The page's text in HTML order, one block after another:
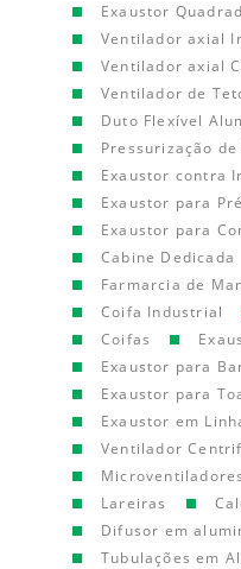
Exaustor
Ventilador axial
Ventilador axial
Ventilador de
Duto Flexível
Pressurização de
Exaustor contra
Exaustor para
Exaustor para
Cabine Dedicada
Farmarcia de
Coifa Industrial
Coifas
Exaustor para
Exaustor para
Exaustor em
Ventilador
Microventiladores
Lareiras
Difusor em
Tubulações em